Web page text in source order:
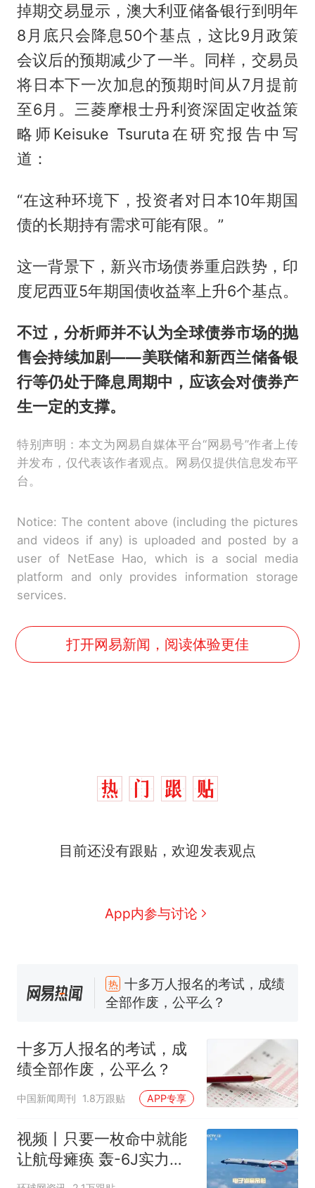
掉期交易显示，澳大利亚储备银行到明年
8月底只会降息50个基点，这比9月政策
会议后的预期减少了一半。同样，交易员
将日本下一次加息的预期时间从7月提前
至6月。三菱摩根士丹利资深固定收益策
略师Keisuke Tsuruta在研究报告中写
道：
“在这种环境下，投资者对日本10年期国
债的长期持有需求可能有限。”
这一背景下，新兴市场债券重启跌势，印
度尼西亚5年期国债收益率上升6个基点。
不过，分析师并不认为全球债券市场的抛
售会持续加剧——美联储和新西兰储备银
行等仍处于降息周期中，应该会对债券产
生一定的支撑。
特别声明：本文为网易自媒体平台“网易号”作者上传
并发布，仅代表该作者观点。网易仅提供信息发布平
台。
Notice: The content above (including the pictures
and videos if any) is uploaded and posted by a
user of NetEase Hao, which is a social media
platform and only provides information storage
services.
打开网易新闻，阅读体验更佳
目前还没有跟贴，欢迎发表观点
App内参与讨论
热 十多万人报名的考试，成绩
全部作废，公平么？
家，刚改国名，总统就邀请中
国大使骑行绕了几乎整个国境
线一圈，还曾两次到中国寻根
搬家报价570元，搬到楼下交
5060元才肯搬上楼！女子傻眼
了……
视频丨只要一枚命中就能让航
空调24小时开着反而更省电？
电力部门回应
台风"白海豚"登陆 中心附近最
十多万人报名的考试，成
绩全部作废，公平么？
中国新闻周刊 1.8万跟贴 APP专享
视频丨只要一枚命中就能
让航母瘫痪 轰-6J实力有
多强？